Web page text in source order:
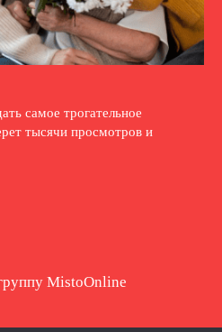
самое трогательное
тысячи просмотров и
MistoOnline